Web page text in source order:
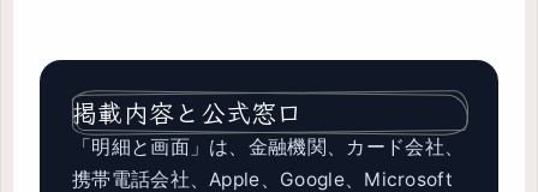
掲載内容と公式窓口
「明細と画面」は、金融機関、カード会社、
携帯電話会社、Apple、Google、Microsoft